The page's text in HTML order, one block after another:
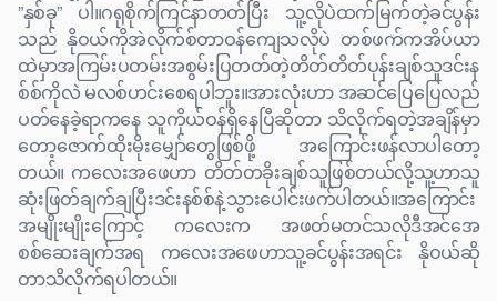
”နှစ်ခု” ပါ။ဂရုစိုက်ကြင်နာတတ်ပြီး သူ့လိုပဲထက်မြက်တဲ့ခင်ပွန်း
သည် နိုဝယ်ကိုအဲလိုက်စ်တာဝန်ကျေသလိုပဲ တစ်ဖက်ကအိပ်ယာ
ထဲမှာအကြမ်းပတမ်းအစွမ်းပြတတ်တဲ့တိတ်တိတ်ပုန်းချစ်သူဒင်းန
စ်စ်ကိုလဲ မလစ်ဟင်းစေရပါဘူး။အားလုံးဟာ အဆင်ပြေပြေလည်
ပတ်နေခဲ့ရာကနေ သူကိုယ်ဝန်ရှိနေပြီဆိုတာ သိလိုက်ရတဲ့အချိန်မှာ
တော့ဇောက်ထိုးမိုးမျှော်တွေဖြစ်ဖို့ အကြောင်းဖန်လာပါတော့
တယ်။ ကလေးအဖေဟာ တိတ်တခိုးချစ်သူဖြစ်တယ်လို့သူ့ဟာသူ
ဆုံးဖြတ်ချက်ချပြီးဒင်းနစ်စ်နဲ့သွားပေါင်းဖက်ပါတယ်။အကြောင်း
အမျိုးမျိုးကြောင့် ကလေးက အဖတ်မတင်သလိုဒီအင်အေ
စစ်ဆေးချက်အရ ကလေးအဖေဟာသူ့ခင်ပွန်းအရင်း နိုဝယ်ဆို
တာသိလိုက်ရပါတယ်။